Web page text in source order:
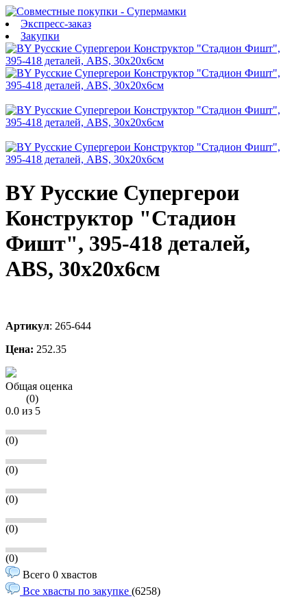
Экспресс-заказ
Закупки
BY Русские Супергерои
Конструктор "Стадион
Фишт", 395-418 деталей,
ABS, 30х20х6см
Артикул: 265-644
Цена: 252.35
Общая оценка
(0)
0.0 из 5
(0)
(0)
(0)
(0)
(0)
Всего 0 хвастов
Все хвасты по закупке (6258)